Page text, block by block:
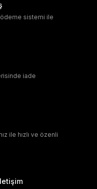
ödeme sistemi ile
iade
ile hızlı ve özenli